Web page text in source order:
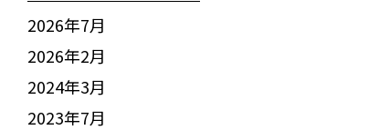
2026年7月
2026年2月
2024年3月
2023年7月